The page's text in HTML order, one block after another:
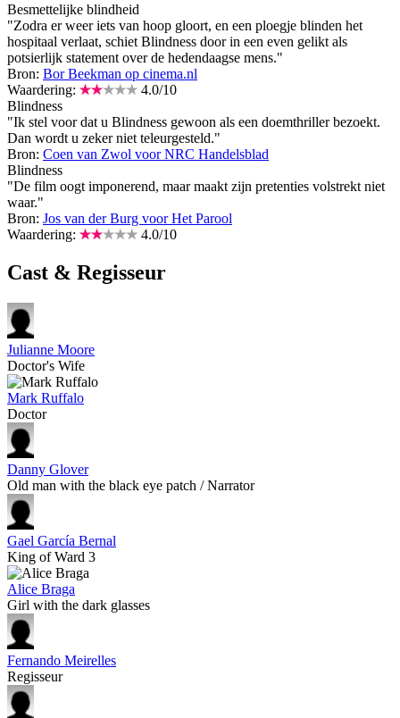
Besmettelijke blindheid
"Zodra er weer iets van hoop gloort, en een ploegje blinden het
hospitaal verlaat, schiet Blindness door in een even gelikt als
potsierlijk statement over de hedendaagse mens."
Bron: Bor Beekman op cinema.nl
Waardering:
4.0/10
Blindness
"Ik stel voor dat u Blindness gewoon als een doemthriller bezoekt.
Dan wordt u zeker niet teleurgesteld."
Bron: Coen van Zwol voor NRC Handelsblad
Blindness
"De film oogt imponerend, maar maakt zijn pretenties volstrekt niet
waar."
Bron: Jos van der Burg voor Het Parool
Waardering:
4.0/10
Cast & Regisseur
Julianne Moore
Doctor's Wife
Mark Ruffalo
Doctor
Danny Glover
Old man with the black eye patch / Narrator
Gael García Bernal
King of Ward 3
Alice Braga
Girl with the dark glasses
Fernando Meirelles
Regisseur